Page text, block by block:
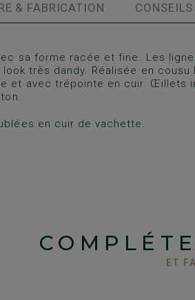
& FABRICATION
sa forme racée et fine. Les
très dandy. Réalisée en cousu
et avec trépointe en cuir. Œillets
en cuir de vachette.
ET